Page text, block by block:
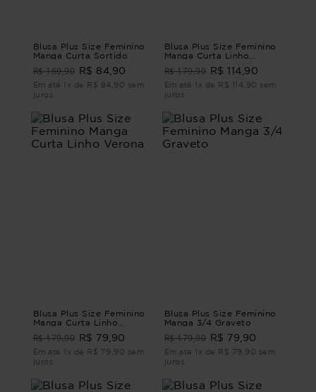
Blusa Plus Size Feminino
Manga Curta Sortido
R$ 169,90 R$ 84,90
Em até 1x de R$ 84,90 sem
juros
Blusa Plus Size Feminino
Manga Curta Linho
R$ 179,90 R$ 114,90
Em até 1x de R$ 114,90 sem
juros
Blusa Plus Size Feminino
Manga Curta Linho
R$ 179,90 R$ 79,90
Em até 1x de R$ 79,90 sem
juros
Blusa Plus Size Feminino
Manga 3/4 Graveto
R$ 179,90 R$ 79,90
Em até 1x de R$ 79,90 sem
juros